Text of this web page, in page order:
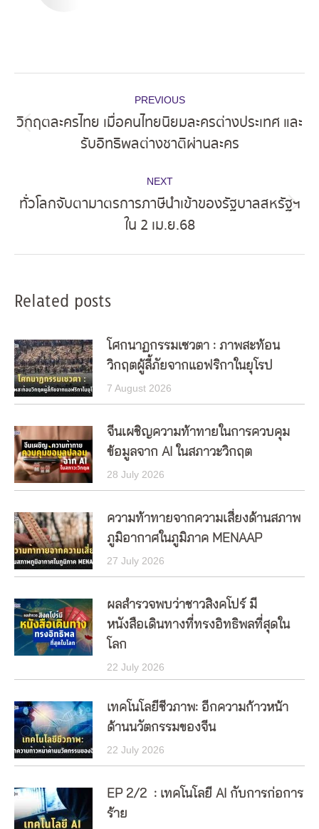
navigation
PREVIOUS
post:
วิกฤตละครไทย เมื่อคนไทยนิยมละครต่างประเทศ และ
รับอิทธิพลต่างชาติผ่านละคร
NEXT
post:
ทั่วโลกจับตามาตรการภาษีนำเข้าของรัฐบาลสหรัฐฯ
ใน 2 เม.ย.68
Related posts
โศกนาฏกรรมเซวตา : ภาพสะท้อน
วิกฤตผู้ลี้ภัยจากแอฟริกาในยุโรป
7 August 2026
จีนเผชิญความท้าทายในการควบคุม
ข้อมูลจาก AI ในสภาวะวิกฤต
28 July 2026
ความท้าทายจากความเสี่ยงด้านสภาพ
ภูมิอากาศในภูมิภาค MENAAP
27 July 2026
ผลสำรวจพบว่าชาวสิงคโปร์ มี
หนังสือเดินทางที่ทรงอิทธิพลที่สุดใน
โลก
22 July 2026
เทคโนโลยีชีวภาพ: อีกความก้าวหน้า
ด้านนวัตกรรมของจีน
22 July 2026
EP 2/2 : เทคโนโลยี AI กับการก่อการ
ร้าย